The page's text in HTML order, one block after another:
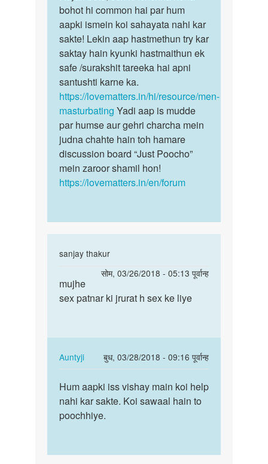
Auntyji
Me
sex
krna
chata
hu
by
Rajan
Ra
bete,
sex
ki
ichchha…
bohot hi common hai par hum
aapki ismein koi sahayata nahi kar
sakte! Lekin aap hastmethun try kar
saktay hain kyunki hastmaithun ek
safe /surakshit tareeka hai apni
santushti karne ka.
https://lovematters.in/hi/resource/men-
masturbating Yadi aap is mudde
par humse aur gehri charcha mein
judna chahte hain toh hamare
discussion board “Just Poocho”
mein zaroor shamil hon!
https://lovematters.in/en/forum
sanjay thakur
सोम, 03/26/2018 - 05:13 पूर्वान्ह
In
to
Hello
apki
kya
by
Auntyji
mujhe
sex
jrurat
h…
mujhe
sex patnar ki jrurat h sex ke liye
Auntyji
बुध, 03/28/2018 - 09:16 पूर्वान्ह
In
reply
to
mujhe
sex
jrurat
Hum
aapki
iss
Hum aapki iss vishay main koi help
nahi kar sakte. Koi sawaal hain to
poochhiye.